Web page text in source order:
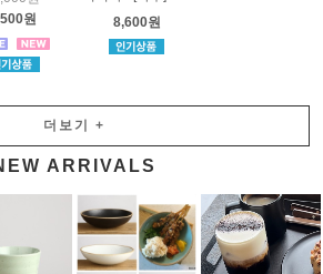
원
8,600원
더보기 +
ARRIVALS